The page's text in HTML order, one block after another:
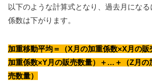
以下のような計算式となり、過去月にな
係数は下がります。
加重移動平均＝（X月の加重係数×X月の
加重係数×Y月の販売数量）＋…＋（Z月の
売数量）